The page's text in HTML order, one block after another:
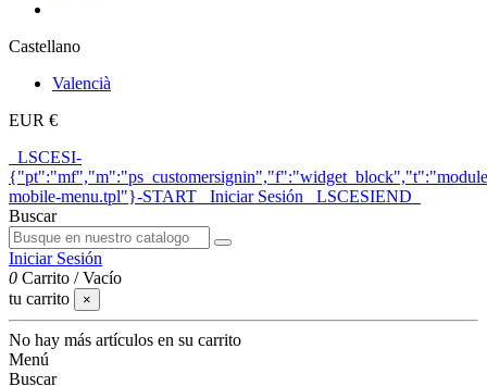
Castellano
Valencià
EUR €
_LSCESI-
mobile-menu.tpl"}-START_ Iniciar Sesión _LSCESIEND_
Buscar
Iniciar Sesión
0 Carrito /Vacío
tu carrito
×
No hay más artículos en su carrito
Menú
Buscar